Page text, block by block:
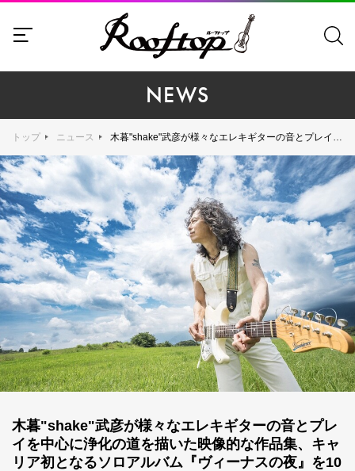
NEWS
トップ ニュース 木暮"shake"武彦が様々なエレキギターの音とプレイを中心に浄化の道を描いた映像的な作品集、キャリア初となるソロアルバム『ヴィーナスの夜』を10月22日にリリース
木暮"shake"武彦が様々なエレキギターの音とプレ
イを中心に浄化の道を描いた映像的な作品集、キャ
リア初となるソロアルバム『ヴィーナスの夜』を10